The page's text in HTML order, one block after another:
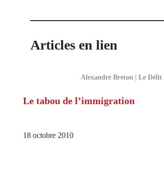
Articles en lien
Alexandre Breton | Le Délit
Le tabou de l’immigration
18 octobre 2010